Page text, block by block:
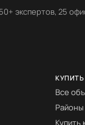
экспертов, 25
КУПИТЬ
Все
Районы
Купить